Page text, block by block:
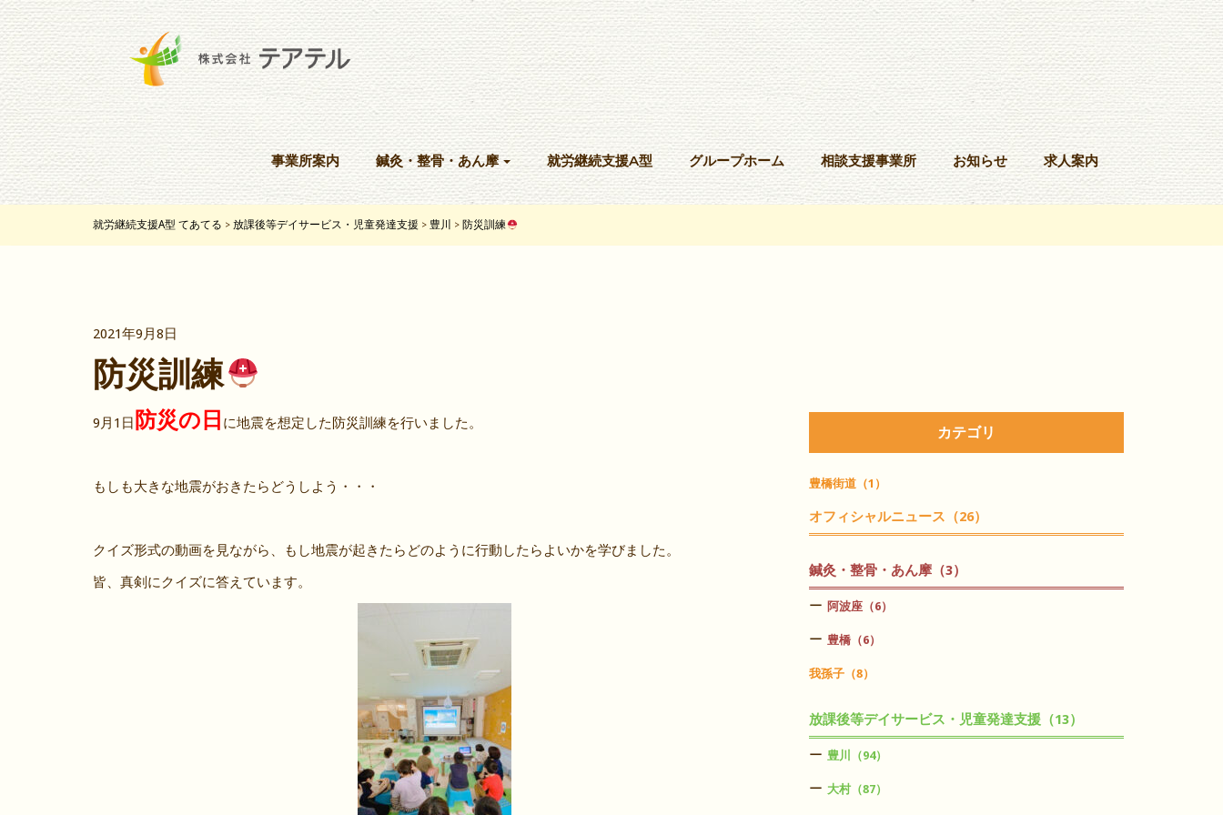
事業所案内 鍼灸・整骨・あん摩 就労継続支援A型 グループホーム 相談支援事業所 お知らせ 求人案内
就労継続支援A型 てあてる > 放課後等デイサービス・児童発達支援 > 豊川 > 防災訓練
2021年9月8日
防災訓練
9月1日 防災の日 に地震を想定した防災訓練を行いました。
もしも大きな地震がおきたらどうしよう・・・
クイズ形式の動画を見ながら、もし地震が起きたらどのように行動したらよいかを学びました。
皆、真剣にクイズに答えています。
カテゴリ
豊橋街道（1）
オフィシャルニュース（26）
鍼灸・整骨・あん摩（3）
阿波座（6）
豊橋（6）
我孫子（8）
放課後等デイサービス・児童発達支援（13）
豊川（94）
大村（87）